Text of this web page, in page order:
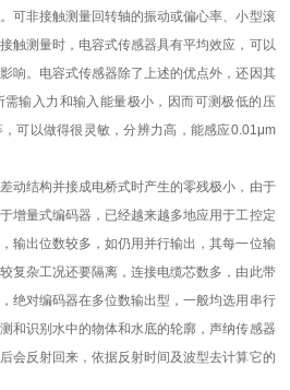
可非接触测量回转轴的振动或偏心率、小型滚
触测量时，电容式传感器具有平均效应，可以
响。电容式传感器除了上述的优点外，还因其
输入力和输入能量极小，因而可测极低的压
可以做得很灵敏，分辨力高，能感应0.01μm
动结构并接成电桥式时产生的零残极小，由于
增量式编码器，已经越来越多地应用于工控定
输出位数较多，如仍用并行输出，其每一位输
复杂工况还要隔离，连接电缆芯数多，由此带
绝对编码器在多位数输出型，一般均选用串行
和识别水中的物体和水底的轮廓，声纳传感器
会反射回来，依据反射时间及波型去计算它的